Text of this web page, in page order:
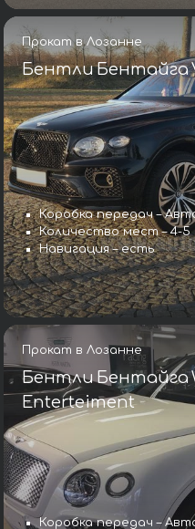
Прокат в Лозанне
Бентли Бентайга
Коробка передач –
Количество мест – 4-5
Навигация – есть
Прокат в Лозанне
Бентли Бентайга
Enterteiment
Коробка передач –